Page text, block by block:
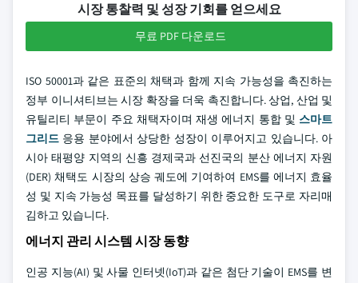
시장 통찰력 및 성장 기회를 얻으세요
무료 PDF 다운로드
ISO 50001과 같은 표준의 채택과 함께 지속 가능성을 촉진하는
정부 이니셔티브는 시장 확장을 더욱 촉진합니다. 상업, 산업 및
유틸리티 부문이 주요 채택자이며 재생 에너지 통합 및 스마트
그리드 응용 분야에서 상당한 성장이 이루어지고 있습니다. 아
시아 태평양 지역의 신흥 경제국과 선진국의 분산 에너지 자원
(DER) 채택도 시장의 상승 궤도에 기여하여 EMS를 에너지 효율
성 및 지속 가능성 목표를 달성하기 위한 중요한 도구로 자리매
김하고 있습니다.
에너지 관리 시스템 시장 동향
인공 지능(AI) 및 사물 인터넷(IoT)과 같은 첨단 기술이 EMS를 변